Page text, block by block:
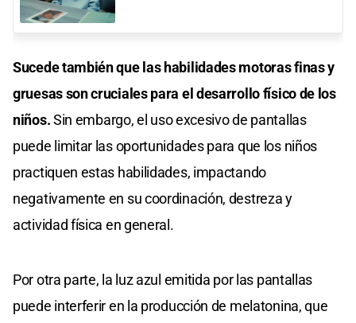
Sucede también que las habilidades motoras finas y
gruesas son cruciales para el desarrollo físico de los
niños.Sin embargo, el uso excesivo de pantallas
puede limitar las oportunidades para que los niños
practiquen estas habilidades, impactando
negativamente en su coordinación, destreza y
actividad física en general.
Por otra parte, la luz azul emitida por las pantallas
puede interferir en la producción de melatonina, que